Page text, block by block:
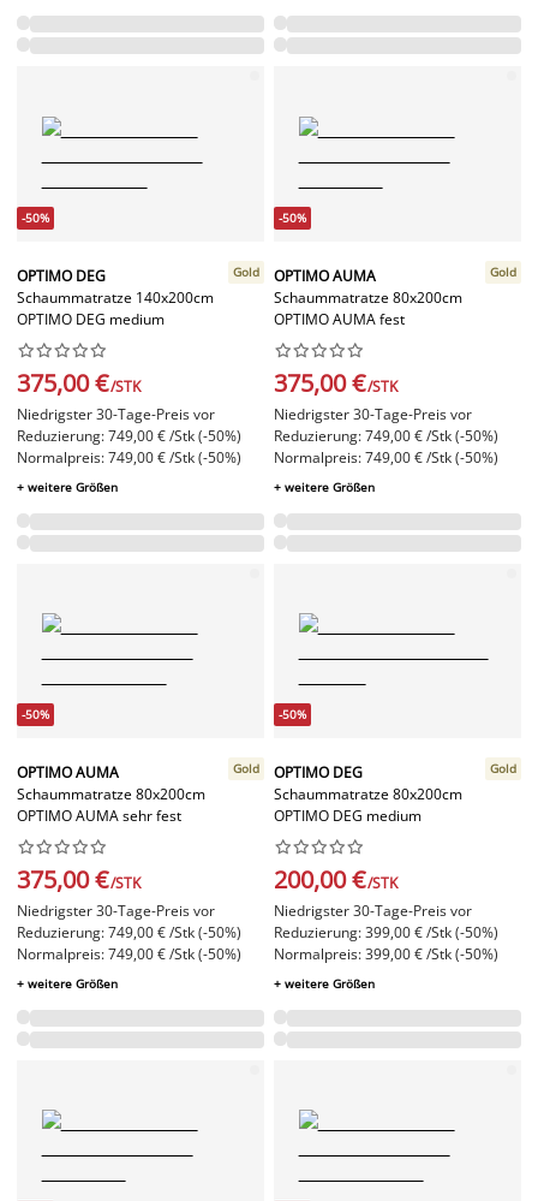
-50%
OPTIMO DEG
Schaummatratze 140x200cm
OPTIMO DEG medium
Gold






375,00 €/STK
Niedrigster 30-Tage-Preis vor
Reduzierung: 749,00 € /Stk (-50%)
Normalpreis: 749,00 € /Stk (-50%)
+ weitere Größen
-50%
OPTIMO AUMA
Schaummatratze 80x200cm
OPTIMO AUMA fest
Gold






375,00 €/STK
Niedrigster 30-Tage-Preis vor
Reduzierung: 749,00 € /Stk (-50%)
Normalpreis: 749,00 € /Stk (-50%)
+ weitere Größen
-50%
OPTIMO AUMA
Schaummatratze 80x200cm
OPTIMO AUMA sehr fest
Gold






375,00 €/STK
Niedrigster 30-Tage-Preis vor
Reduzierung: 749,00 € /Stk (-50%)
Normalpreis: 749,00 € /Stk (-50%)
+ weitere Größen
-50%
OPTIMO DEG
Schaummatratze 80x200cm
OPTIMO DEG medium
Gold






200,00 €/STK
Niedrigster 30-Tage-Preis vor
Reduzierung: 399,00 € /Stk (-50%)
Normalpreis: 399,00 € /Stk (-50%)
+ weitere Größen